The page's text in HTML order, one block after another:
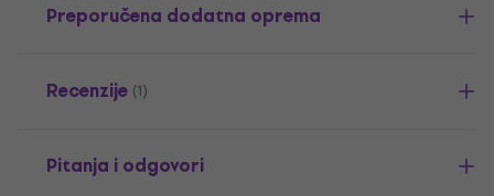
Preporučena dodatna oprema
Recenzije (1)
Pitanja i odgovori